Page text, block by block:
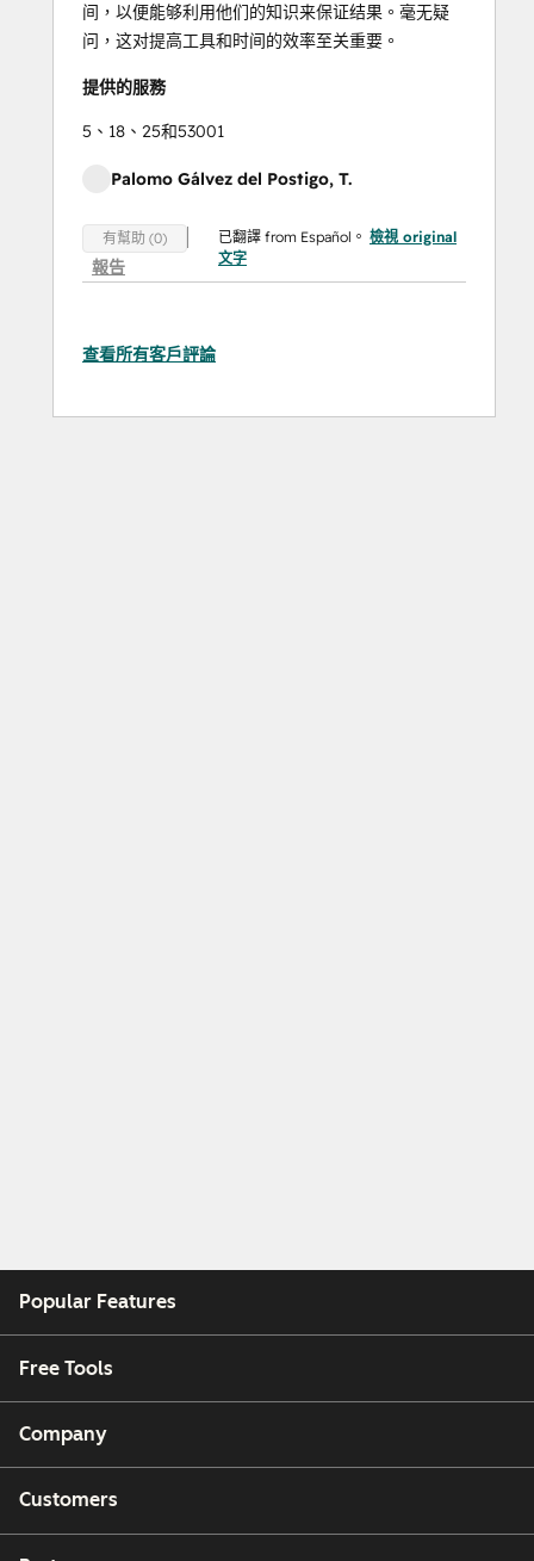
间，以便能够利用他们的知识来保证结果。毫无疑
问，这对提高工具和时间的效率至关重要。
提供的服務
5、18、25和53001
Palomo Gálvez del Postigo, T.
有幫助 (0)
報告
已翻譯 from Español。檢視 original
文字
查看所有客戶評論
Popular Features
Free Tools
Company
Customers